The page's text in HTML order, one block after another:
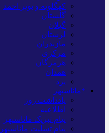
کهگلویه و بویر احمد
گلستان
گیلان
لرستان
مازندران
مرکزی
هرمزگان
همدان
یزد
*ماناسپهر
یادداشت روز
اطلاعیه
پیام تبریک ماناسپهر
پیام تسلیت ماناسپهر